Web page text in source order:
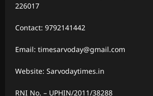
226017
Contact: 9792141442
Email: timesarvoday@gmail.com
Website: Sarvodaytimes.in
RNI No. – UPHIN/2011/38288